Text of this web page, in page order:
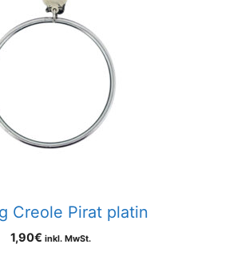
Creole Pirat platin
1,90€ inkl. MwSt.